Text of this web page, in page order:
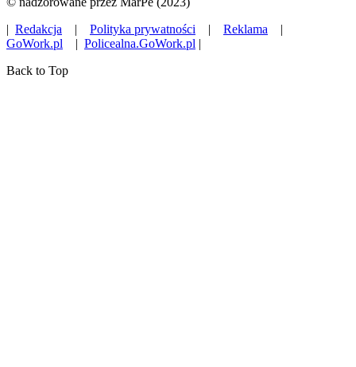
| Redakcja | Polityka prywatności | Reklama |
GoWork.pl | Policealna.GoWork.pl |
Back to Top